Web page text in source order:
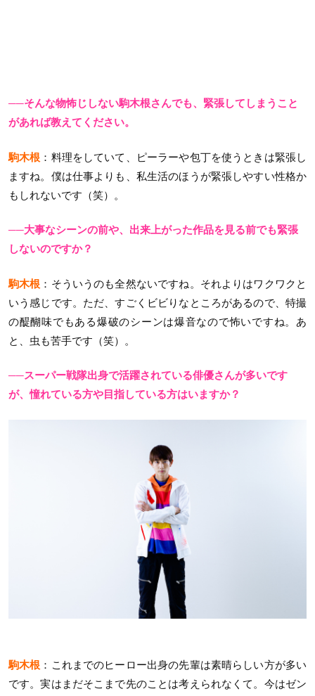
──そんな物怖じしない駒木根さんでも、緊張してしまうこと
があれば教えてください。
駒木根 ：料理をしていて、ピーラーや包丁を使うときは緊張し
ますね。僕は仕事よりも、私生活のほうが緊張しやすい性格か
もしれないです（笑）。
──大事なシーンの前や、出来上がった作品を見る前でも緊張
しないのですか？
駒木根 ：そういうのも全然ないですね。それよりはワクワクと
いう感じです。ただ、すごくビビりなところがあるので、特撮
の醍醐味でもある爆破のシーンは爆音なので怖いですね。あ
と、虫も苦手です（笑）。
──スーパー戦隊出身で活躍されている俳優さんが多いです
が、憧れている方や目指している方はいますか？
駒木根 ：これまでのヒーロー出身の先輩は素晴らしい方が多い
です。実はまだそこまで先のことは考えられなくて。今はゼン